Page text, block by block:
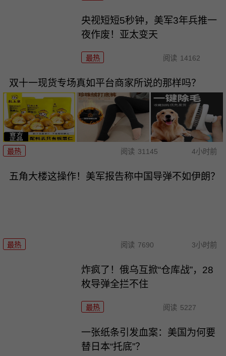
央视短短5秒钟，美军3年兵推一
夜作废！亚太变天
最热 阅读 14162
双十一现货专场真如平台商家所说的那样吗？
最热 阅读 31145 4小时前
五角大楼这操作！美军报告称中国导弹不如伊朗？
最热 阅读 7690 3小时前
炸疯了！俄乌互掀“仓库战”，28
枚导弹全拦不住
最热 阅读 5227
一张纸条引发血案：美国为何要
替日本“托底”？